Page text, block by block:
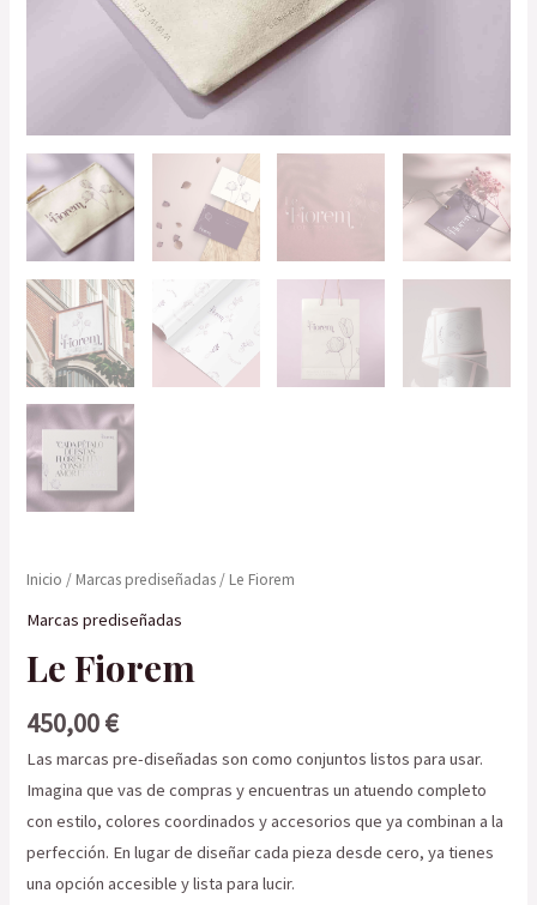
Inicio / Marcas prediseñadas / Le Fiorem
Marcas prediseñadas
Le Fiorem
450,00€
Las marcas pre-diseñadas son como conjuntos listos para usar.
Imagina que vas de compras y encuentras un atuendo completo
con estilo, colores coordinados y accesorios que ya combinan a la
perfección. En lugar de diseñar cada pieza desde cero, ya tienes
una opción accesible y lista para lucir.